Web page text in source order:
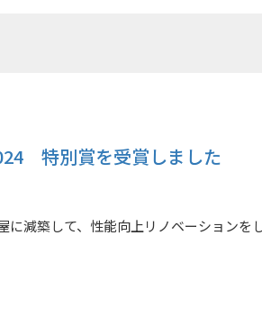
特別賞を受賞しました
減築して、性能向上リノベーションを